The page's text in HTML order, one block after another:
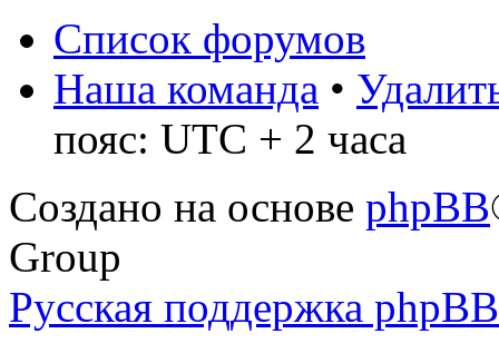
Список форумов
Наша команда •
пояс: UTC + 2 часа
Создано на основе phpBB
Group
Русская поддержка phpBB